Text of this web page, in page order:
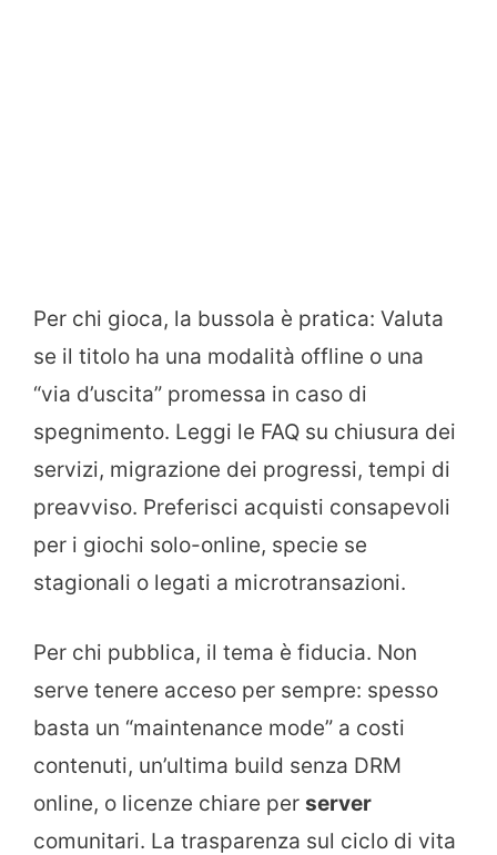
Per chi gioca, la bussola è pratica: Valuta
se il titolo ha una modalità offline o una
“via d’uscita” promessa in caso di
spegnimento. Leggi le FAQ su chiusura dei
servizi, migrazione dei progressi, tempi di
preavviso. Preferisci acquisti consapevoli
per i giochi solo-online, specie se
stagionali o legati a microtransazioni.
Per chi pubblica, il tema è fiducia. Non
serve tenere acceso per sempre: spesso
basta un “maintenance mode” a costi
contenuti, un’ultima build senza DRM
online, o licenze chiare per server
comunitari. La trasparenza sul ciclo di vita